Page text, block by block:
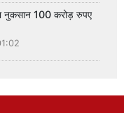
नुकसान 100 करोड़ रुपए